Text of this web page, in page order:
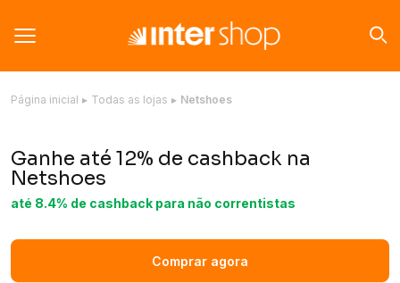
Página inicial ▸ Todas as lojas ▸ Netshoes
Ganhe até 12% de cashback na
Netshoes
até 8.4% de cashback para não correntistas
Comprar agora